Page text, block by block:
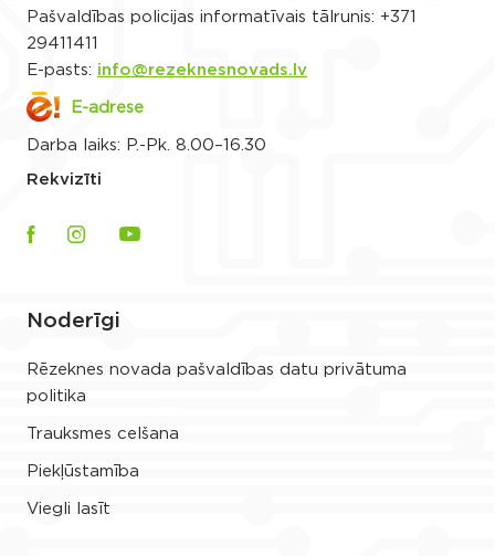
Pašvaldības policijas informatīvais tālrunis: +371
29411411
E-pasts: info@rezeknesnovads.lv
E-adrese
Darba laiks: P.-Pk. 8.00–16.30
Rekvizīti
Noderīgi
Rēzeknes novada pašvaldības datu privātuma
politika
Trauksmes celšana
Piekļūstamība
Viegli lasīt